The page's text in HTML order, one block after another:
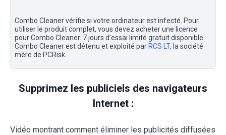
Combo Cleaner vérifie si votre ordinateur est infecté. Pour
utiliser le produit complet, vous devez acheter une licence
pour Combo Cleaner. 7 jours d’essai limité gratuit disponible.
Combo Cleaner est détenu et exploité par RCS LT, la société
mère de PCRisk.
Supprimez les publiciels des navigateurs
Internet :
Vidéo montrant comment éliminer les publicités diffusées